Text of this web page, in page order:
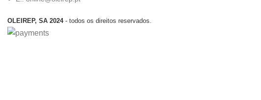
OLEIREP, SA 2024 - todos os direitos reservados.